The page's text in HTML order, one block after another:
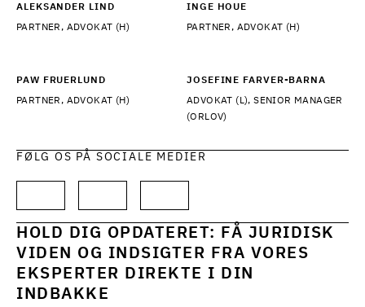
ALEKSANDER LIND
PARTNER, ADVOKAT (H)
INGE HOUE
PARTNER, ADVOKAT (H)
PAW FRUERLUND
PARTNER, ADVOKAT (H)
JOSEFINE FARVER-BARNA
ADVOKAT (L), SENIOR MANAGER
(ORLOV)
FØLG OS PÅ SOCIALE MEDIER
HOLD DIG OPDATERET: FÅ JURIDISK
VIDEN OG INDSIGTER FRA VORES
EKSPERTER DIREKTE I DIN
INDBAKKE